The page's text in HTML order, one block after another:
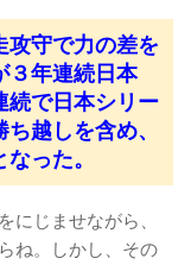
攻守で力の差を
３年連続日本
続で日本シリー
越しを含め、
った。
じませながら、
ね。しかし、その